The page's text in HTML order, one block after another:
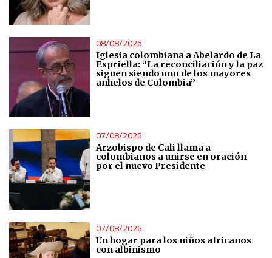
08/08/2026
Iglesia colombiana a Abelardo de La
Espriella: “La reconciliación y la paz
siguen siendo uno de los mayores
anhelos de Colombia”
07/08/2026
Arzobispo de Cali llama a
colombianos a unirse en oración
por el nuevo Presidente
07/08/2026
Un hogar para los niños africanos
con albinismo